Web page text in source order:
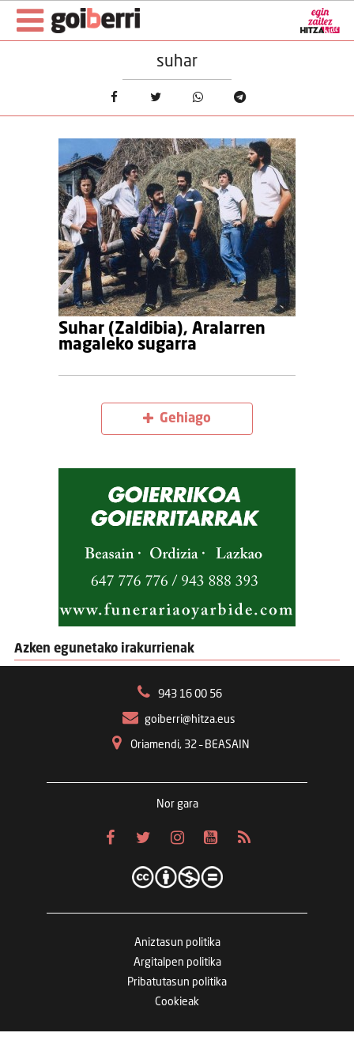
suhar
Suhar (Zaldibia), Aralarren
magaleko sugarra
Gehiago
Azken egunetako irakurrienak
943 16 00 56
goiberri@hitza.eus
Oriamendi, 32 – BEASAIN
Nor gara
Aniztasun politika
Argitalpen politika
Pribatutasun politika
Cookieak